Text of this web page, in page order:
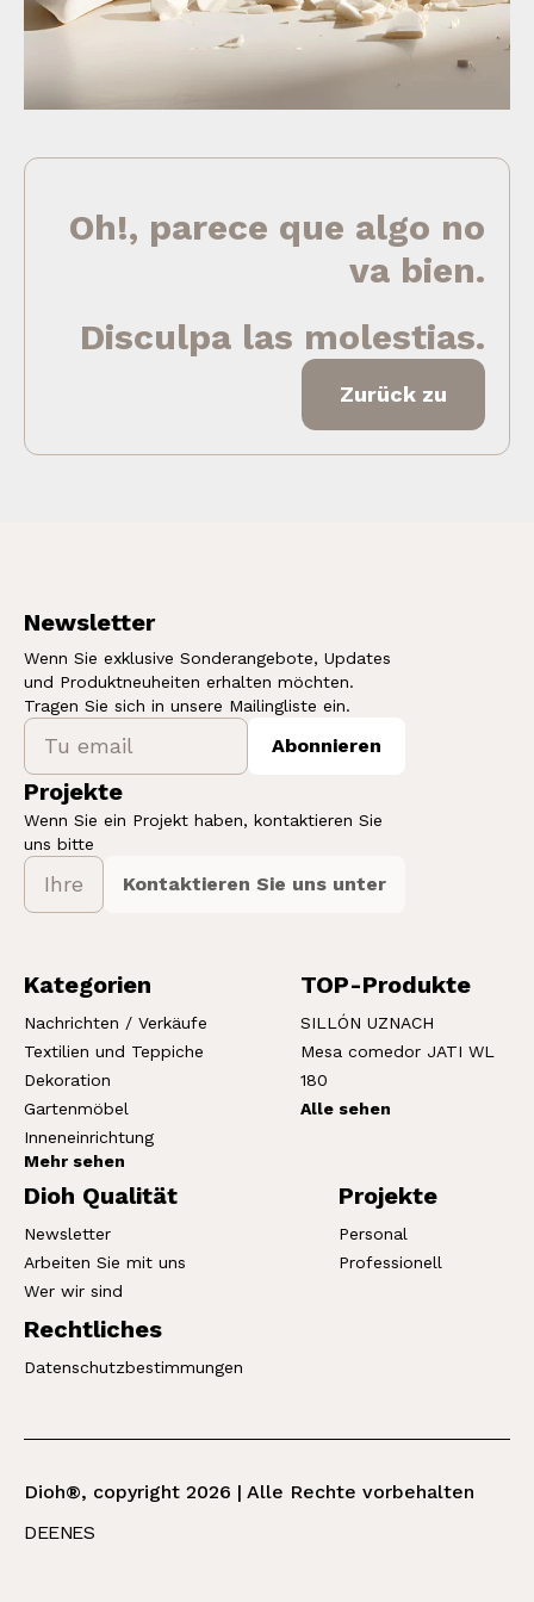
Oh!, parece que algo no
va bien.
Disculpa las molestias.
Zurück zu
Newsletter
Wenn Sie exklusive Sonderangebote, Updates
und Produktneuheiten erhalten möchten.
Tragen Sie sich in unsere Mailingliste ein.
Abonnieren
Projekte
Wenn Sie ein Projekt haben, kontaktieren Sie
uns bitte
Kontaktieren Sie uns unter
Kategorien
Nachrichten / Verkäufe
Textilien und Teppiche
Dekoration
Gartenmöbel
Inneneinrichtung
Mehr sehen
TOP-Produkte
SILLÓN UZNACH
Mesa comedor JATI WL
180
Alle sehen
Dioh Qualität
Newsletter
Arbeiten Sie mit uns
Wer wir sind
Projekte
Personal
Professionell
Rechtliches
Datenschutzbestimmungen
Dioh®, copyright 2026 | Alle Rechte vorbehalten
DEENES